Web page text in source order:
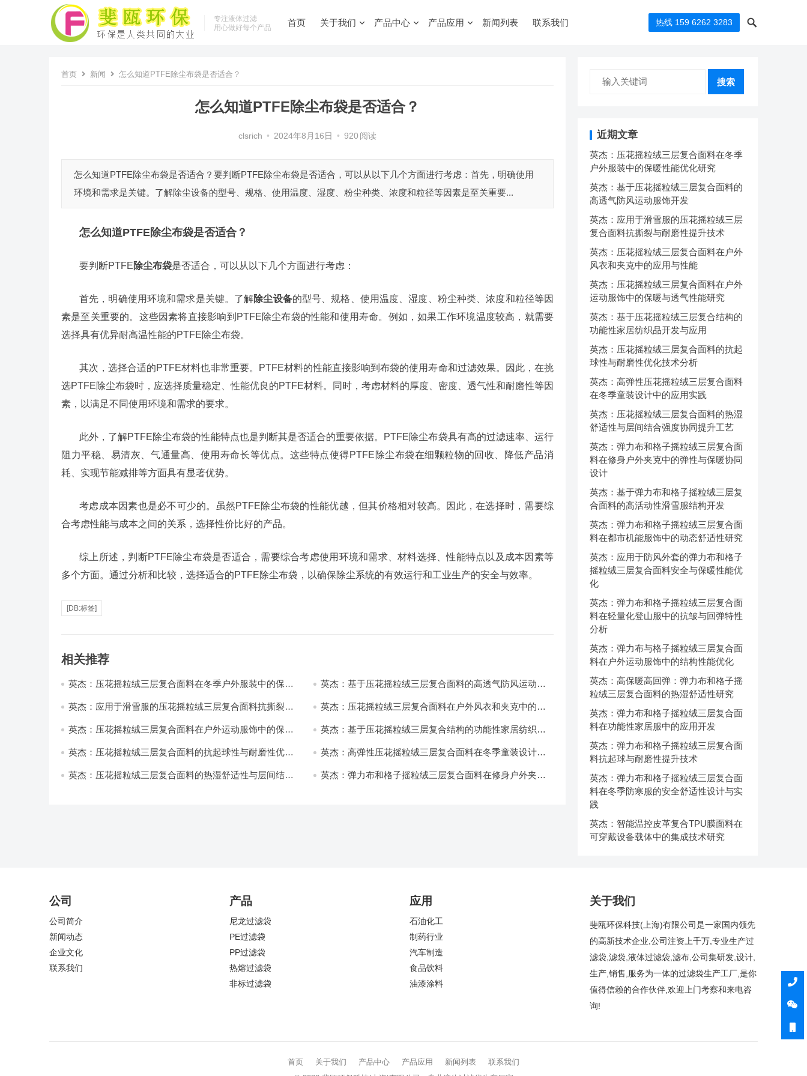
专注液体过滤
用心做好每个产品
首页 关于我们 产品中心 产品应用 新闻列表 联系我们 热线 159 6262 3283
首页 新闻 怎么知道PTFE除尘布袋是否适合？
怎么知道PTFE除尘布袋是否适合？
clsrich • 2024年8月16日 • 920 阅读
怎么知道PTFE除尘布袋是否适合？要判断PTFE除尘布袋是否适合，可以从以下几个方面进行考虑：首先，明确使用
环境和需求是关键。了解除尘设备的型号、规格、使用温度、湿度、粉尘种类、浓度和粒径等因素是至关重要...
怎么知道PTFE除尘布袋是否适合？
要判断PTFE除尘布袋是否适合，可以从以下几个方面进行考虑：
首先，明确使用环境和需求是关键。了解除尘设备的型号、规格、使用温度、湿度、粉尘种类、浓度和粒径等因
素是至关重要的。这些因素将直接影响到PTFE除尘布袋的性能和使用寿命。例如，如果工作环境温度较高，就需要
选择具有优异耐高温性能的PTFE除尘布袋。
其次，选择合适的PTFE材料也非常重要。PTFE材料的性能直接影响到布袋的使用寿命和过滤效果。因此，在挑
选PTFE除尘布袋时，应选择质量稳定、性能优良的PTFE材料。同时，考虑材料的厚度、密度、透气性和耐磨性等因
素，以满足不同使用环境和需求的要求。
此外，了解PTFE除尘布袋的性能特点也是判断其是否适合的重要依据。PTFE除尘布袋具有高的过滤速率、运行
阻力平稳、易清灰、气通量高、使用寿命长等优点。这些特点使得PTFE除尘布袋在细颗粒物的回收、降低产品消
耗、实现节能减排等方面具有显著优势。
考虑成本因素也是必不可少的。虽然PTFE除尘布袋的性能优越，但其价格相对较高。因此，在选择时，需要综
合考虑性能与成本之间的关系，选择性价比好的产品。
综上所述，判断PTFE除尘布袋是否适合，需要综合考虑使用环境和需求、材料选择、性能特点以及成本因素等
多个方面。通过分析和比较，选择适合的PTFE除尘布袋，以确保除尘系统的有效运行和工业生产的安全与效率。
[DB:标签]
相关推荐
英杰：压花摇粒绒三层复合面料在冬季户外服装中的保暖
英杰：基于压花摇粒绒三层复合面料的高透气防风运动服
英杰：应用于滑雪服的压花摇粒绒三层复合面料抗撕裂与
英杰：压花摇粒绒三层复合面料在户外风衣和夹克中的应
英杰：压花摇粒绒三层复合面料在户外运动服饰中的保暖
英杰：基于压花摇粒绒三层复合结构的功能性家居纺织品
英杰：压花摇粒绒三层复合面料的抗起球性与耐磨性优化
英杰：高弹性压花摇粒绒三层复合面料在冬季童装设计中
英杰：压花摇粒绒三层复合面料的热湿舒适性与层间结合
英杰：弹力布和格子摇粒绒三层复合面料在修身户外夹克
搜索
近期文章
英杰：压花摇粒绒三层复合面料在冬季
户外服装中的保暖性能优化研究
英杰：基于压花摇粒绒三层复合面料的
高透气防风运动服饰开发
英杰：应用于滑雪服的压花摇粒绒三层
复合面料抗撕裂与耐磨性提升技术
英杰：压花摇粒绒三层复合面料在户外
风衣和夹克中的应用与性能
英杰：压花摇粒绒三层复合面料在户外
运动服饰中的保暖与透气性能研究
英杰：基于压花摇粒绒三层复合结构的
功能性家居纺织品开发与应用
英杰：压花摇粒绒三层复合面料的抗起
球性与耐磨性优化技术分析
英杰：高弹性压花摇粒绒三层复合面料
在冬季童装设计中的应用实践
英杰：压花摇粒绒三层复合面料的热湿
舒适性与层间结合强度协同提升工艺
英杰：弹力布和格子摇粒绒三层复合面
料在修身户外夹克中的弹性与保暖协同
设计
英杰：基于弹力布和格子摇粒绒三层复
合面料的高活动性滑雪服结构开发
英杰：弹力布和格子摇粒绒三层复合面
料在都市机能服饰中的动态舒适性研究
英杰：应用于防风外套的弹力布和格子
摇粒绒三层复合面料安全与保暖性能优
化
英杰：弹力布和格子摇粒绒三层复合面
料在轻量化登山服中的抗皱与回弹特性
分析
英杰：弹力布与格子摇粒绒三层复合面
料在户外运动服饰中的结构性能优化
英杰：高保暖高回弹：弹力布和格子摇
粒绒三层复合面料的热湿舒适性研究
英杰：弹力布和格子摇粒绒三层复合面
料在功能性家居服中的应用开发
英杰：弹力布和格子摇粒绒三层复合面
料抗起球与耐磨性提升技术
英杰：弹力布和格子摇粒绒三层复合面
料在冬季防寒服的安全舒适性设计与实
践
英杰：智能温控皮革复合TPU膜面料在
可穿戴设备载体中的集成技术研究
公司
公司简介
新闻动态
企业文化
联系我们
产品
尼龙过滤袋
PE过滤袋
PP过滤袋
热熔过滤袋
非标过滤袋
应用
石油化工
制药行业
汽车制造
食品饮料
油漆涂料
关于我们
斐瓯环保科技(上海)有限公司是一家国内领先
的高新技术企业,公司注资上千万,专业生产过
滤袋,滤袋,液体过滤袋,滤布,公司集研发,设计,
生产,销售,服务为一体的过滤袋生产工厂,是你
值得信赖的合作伙伴,欢迎上门考察和来电咨
询!
首页 关于我们 产品中心 产品应用 新闻列表
联系我们